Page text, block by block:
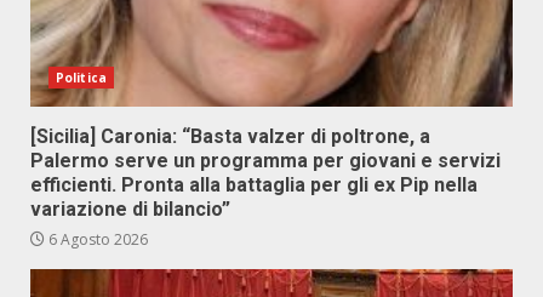
Politica
[Sicilia] Caronia: “Basta valzer di poltrone, a
Palermo serve un programma per giovani e servizi
efficienti. Pronta alla battaglia per gli ex Pip nella
variazione di bilancio”
6 Agosto 2026